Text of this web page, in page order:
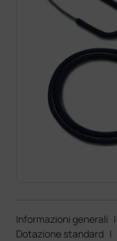
Informazioni generali |
Dotazione standard |